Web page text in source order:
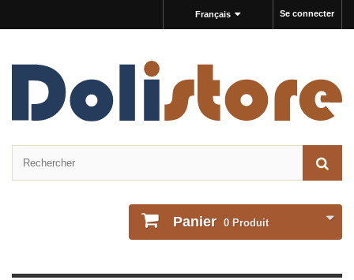
Se connecter
Français
Panier 0 Produit